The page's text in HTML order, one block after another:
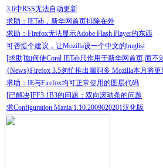
3.6中RSS无法自动更新
求助：IETab，新华网首页排除在外
求助：Firefox无法显示Adobe Flash Player的东西
可否提个建议，让Mozilla设一个中文的buglist
[求助]如何使Coral IETab只作用于新华网首页,而不
{News}Firefox 3.5匆忙推出漏洞多 Mozilla本月将更
求助：IE与Firefox均可正常使用的图层代码
[已解决]FF3.1B3的问题：双向滚动条的问题
求Configuration Mania 1.10.2009020201汉化版